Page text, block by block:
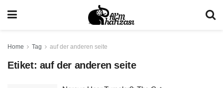
Home Tag auf der anderen seite
Etiket: auf der anderen seite